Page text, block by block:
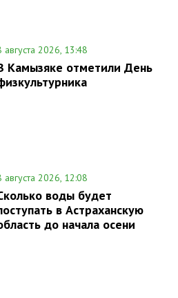
августа 2026, 13:48
Камызяке отметили День
августа 2026, 12:08
воды будет
в Астраханскую
до начала осени